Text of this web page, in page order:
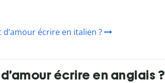
d’amour écrire en italien ?
écrire en anglais ?